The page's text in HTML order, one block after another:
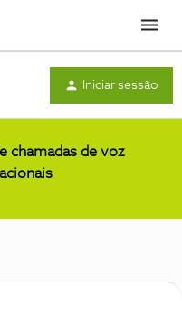
Menu
Iniciar sessão
chamadas de voz